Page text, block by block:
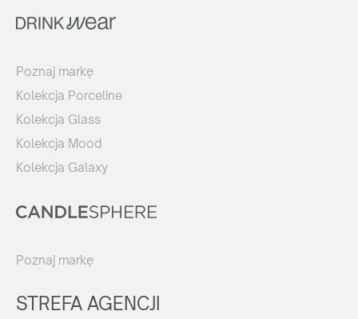
Poznaj markę
Kolekcja Porceline
Kolekcja Glass
Kolekcja Mood
Kolekcja Galaxy
Poznaj markę
STREFA AGENCJI